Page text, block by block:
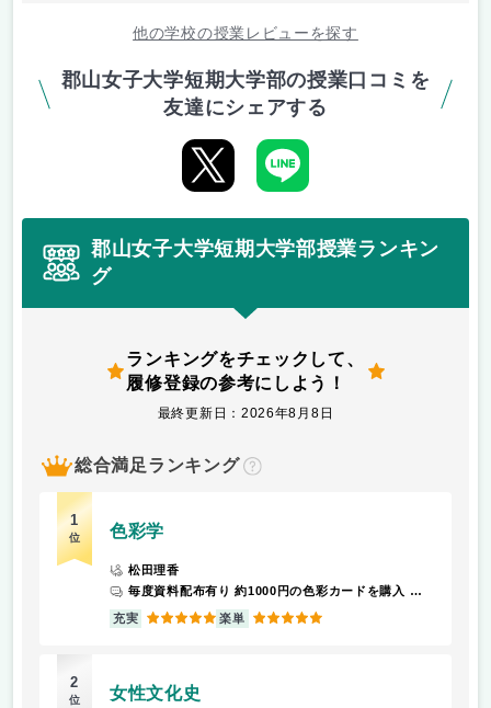
他の学校の授業レビューを探す
郡山女子大学短期大学部の授業口コミを
友達にシェアする
郡山女子大学短期大学部授業ランキン
グ
ランキングをチェックして、
履修登録の参考にしよう！
最終更新日：2026年8月8日
総合満足ランキング
？
1
位 色彩学
松田理香
毎度資料配布有り 約1000円の色彩カードを購入 課題は大変だけれども余裕をもって配布してくれるので頑張ればOK 色彩検定を受験したいと考えていたり色について勉強してみたいと少しでも思ったら受けるとよい
充実 5 楽単 5
2
位 女性文化史